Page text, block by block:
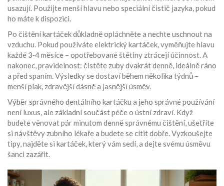
usazují. Použijte menší hlavu nebo speciální čistič jazyka, pokud
ho máte k dispozici.
Po čištění kartáček důkladně opláchněte a nechte uschnout na
vzduchu. Pokud používáte elektrický kartáček, vyměňujte hlavu
každé 3‑4 měsíce – opotřebované štětiny ztrácejí účinnost. A
nakonec, pravidelnost: čistěte zuby dvakrát denně, ideálně ráno
a před spaním. Výsledky se dostaví během několika týdnů –
menší plak, zdravější dásně a jasnější úsměv.
Výběr správného dentálního kartáčku a jeho správné používání
není luxus, ale základní součást péče o ústní zdraví. Když
budete věnovat pár minutom denně správnému čištění, ušetříte
si návštěvy zubního lékaře a budete se cítit dobře. Vyzkoušejte
tipy, najděte si kartáček, který vám sedí, a dejte svému úsměvu
šanci zazářit.